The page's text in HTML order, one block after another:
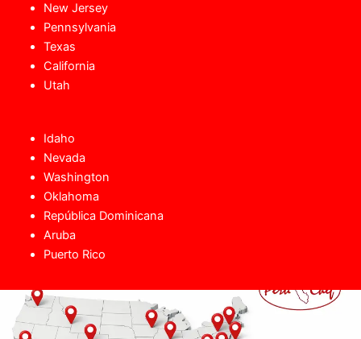
New Jersey
Pennsylvania
Texas
California
Utah
Idaho
Nevada
Washington
Oklahoma
República Dominicana
Aruba
Puerto Rico